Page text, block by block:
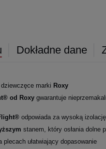
Dokładne dane
marki Roxy
od Roxy gwarantuje
odpowiada za wysoką
stanem, który osłania dolne
plecach ułatwiający dopasowanie